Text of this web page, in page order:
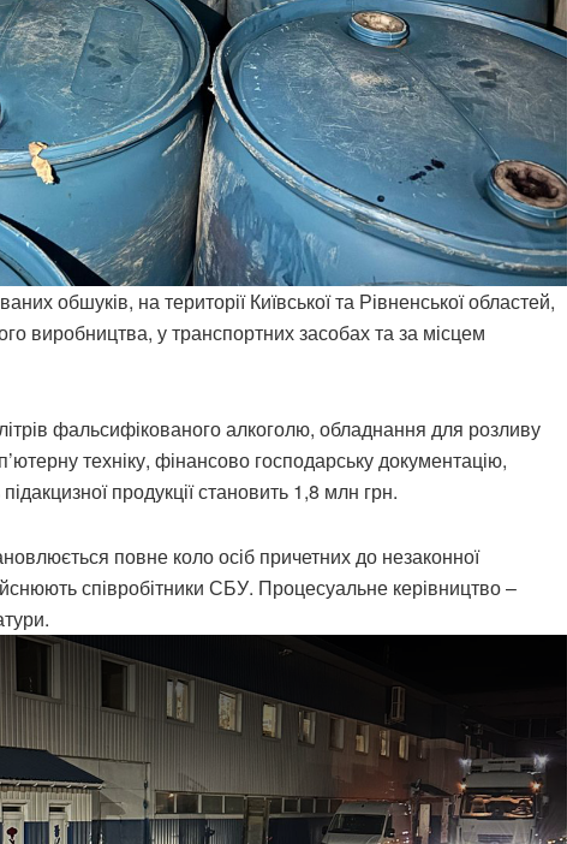
обшуків, на території Київської та Рівненської областей,
виробництва, у транспортних засобах та за місцем
фальсифікованого алкоголю, обладнання для розливу
техніку, фінансово господарську документацію,
продукції становить 1,8 млн грн.
повне коло осіб причетних до незаконної
співробітники СБУ. Процесуальне керівництво –